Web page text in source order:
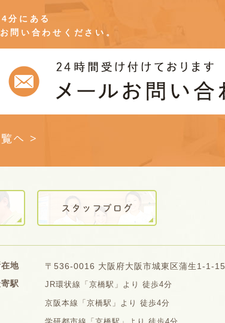
分にある
問い合わせください。
へ >
地
〒536-0016 大阪府大阪市城東区蒲生1-1-15
駅
JR環状線「京橋駅」より 徒歩4分
京阪本線「京橋駅」より 徒歩4分